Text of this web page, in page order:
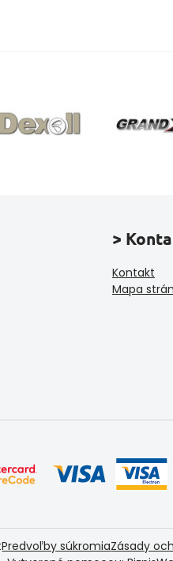
>
Kontakt
Mapa
Predvoľby súkromiaZásady